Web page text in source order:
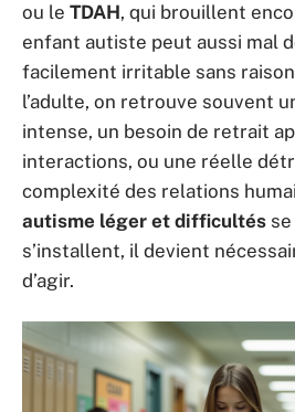
ou le TDAH, qui brouillent
enfant autiste peut aussi mal
facilement irritable sans
l’adulte, on retrouve souvent
intense, un besoin de retrait
interactions, ou une réelle
complexité des relations
autisme léger et difficultés
s’installent, il devient
d’agir.